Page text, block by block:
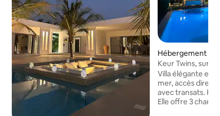
Hébergement ⋅
Keur Twins, sur la
pers.
Villa élégante et
mer, accès direct
avec transats. Piscine individuelle privée.
Elle offre 3